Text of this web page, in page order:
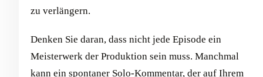
zu verlängern.
Denken Sie daran, dass nicht jede Episode ein
Meisterwerk der Produktion sein muss. Manchmal
kann ein spontaner Solo-Kommentar, der auf Ihrem